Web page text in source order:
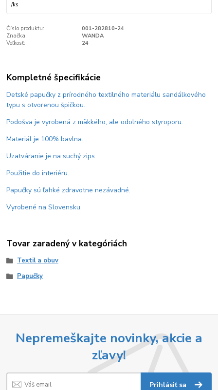
/ks
Číslo produktu:
001-282810-24
Značka:
WANDA
Veľkosť:
24
Kompletné špecifikácie
Detské papučky z prírodného textilného materiálu sandálkového
typu s otvorenou špičkou.
Podošva je vyrobená z mäkkého, ale odolného styroporu.
Materiál je 100% bavlna.
Uzatváranie je na suchý zips.
Použitie do interiéru.
Papučky sú ľahké zdravotne nezávadné.
Vyrobené na Slovensku.
Tovar zaradený v kategóriách
Textil a obuv
Papučky
Nepremeškajte novinky, akcie a
zľavy!
Prihlásiť sa